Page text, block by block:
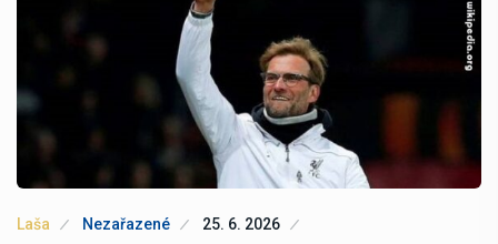
Laša Nezařazené 25. 6. 2026